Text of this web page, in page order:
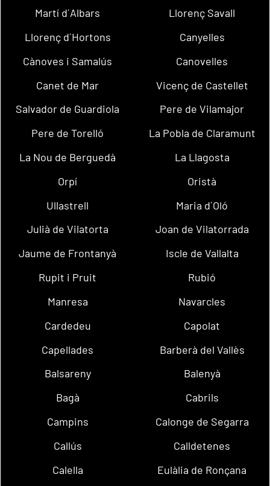
Martí d´Albars
Llorenç Savall
Llorenç d´Hortons
Canyelles
Cànoves i Samalús
Canovelles
Canet de Mar
Vicenç de Castellet
Salvador de Guardiola
Pere de Vilamajor
Pere de Torelló
La Pobla de Claramunt
La Nou de Berguedà
La Llagosta
Orpí
Oristà
Ullastrell
Maria d´Oló
Julià de Vilatorta
Joan de Vilatorrada
Jaume de Frontanyà
Iscle de Vallalta
Rupit i Pruit
Rubió
Manresa
Navarcles
Cardedeu
Capolat
Capellades
Barberà del Vallès
Balsareny
Balenyà
Bagà
Cabrils
Campins
Calonge de Segarra
Callús
Calldetenes
Calella
Eulàlia de Ronçana